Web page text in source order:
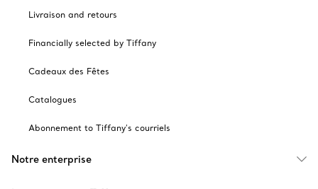
Livraison and retours
Financially selected by Tiffany
Cadeaux des Fêtes
Catalogues
Abonnement to Tiffany's courriels
Notre enterprise